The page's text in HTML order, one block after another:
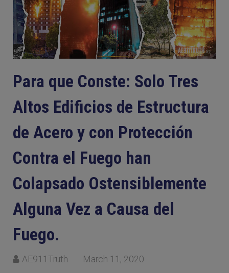
Para que Conste: Solo Tres
Altos Edificios de Estructura
de Acero y con Protección
Contra el Fuego han
Colapsado Ostensiblemente
Alguna Vez a Causa del
Fuego.
AE911Truth March 11, 2020